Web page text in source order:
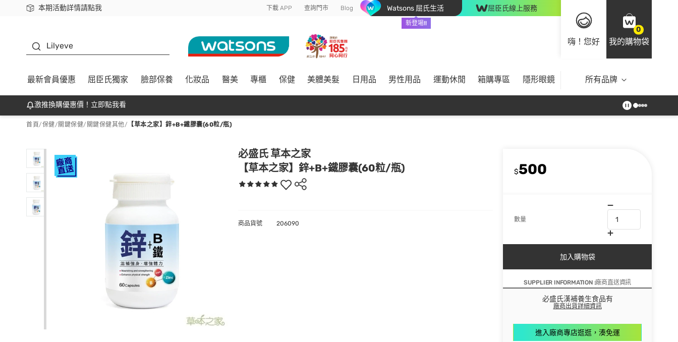
本期活動詳情請點我
下載app最高回饋$350 下載 APP 查詢門市 Blog Watsons 屈氏生活
新登場!!
屈臣氏線上服務
嗨！您好
0
我的購物袋
Lilyeve
最新會員優惠 屈臣氏獨家 臉部保養 化妝品 醫美 專櫃 保健 美體美髮 日用品 男性用品 運動休閒 箱購專區 隱形眼鏡 所有品牌
激推換購優惠價！立即點我看
首頁/保健/ 關鍵保健/ 關鍵保健其他/ 【草本之家】鋅+B+鐵膠囊(60粒/瓶)
必盛氏 草本之家
【草本之家】鋅+B+鐵膠囊(60粒/瓶)
$500
數量
加入購物袋
SUPPLIER INFORMATION :廠商直送資訊
必盛氏漢補養生食品有
廠商出貨詳細資訊
進入廠商專店逛逛，湊免運
商品貨號 206090